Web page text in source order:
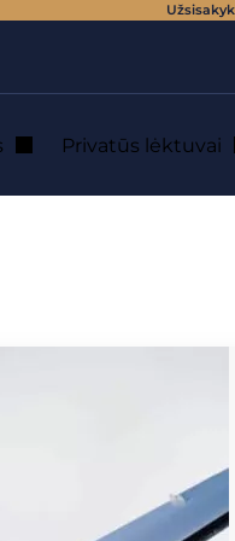
Privatūs lėktuvai